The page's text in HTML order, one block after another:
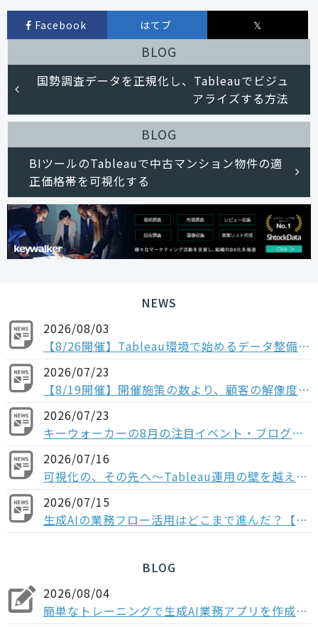
Facebook はてブ 𝕏
BLOG
国勢調査データを正規化し、Tableauでビジュ
アライズする方法
BLOG
BIツールのTableauで中古マンション物件の適
正価格帯を可視化する
NEWS
2026/08/03
【8/26開催】Tableau環境で始めるデータ整備〜コンポーザブルデータソースから考える、AI時代のデータの持ち方〜
2026/07/23
【8/19開催】開催施策の数より、顧客の解像度。ABM×データで「本当に買う顧客」を見抜く方法
2026/07/23
キーウォーカーの8月の注目イベント・ブログの紹介
2026/07/16
可視化の、その先へ〜Tableau運用の壁を越える「データ分析基盤」という選択肢〜
2026/07/15
生成AIの業務フロー活用はどこまで進んだ？【多業種の役職者1,004人調査】“全社展開止まり”が多数派、業務組み込みなど次のフェーズに進む企業は少数
BLOG
2026/08/04
簡単なトレーニングで生成AI業務アプリを作成！Dify入門研修の概要